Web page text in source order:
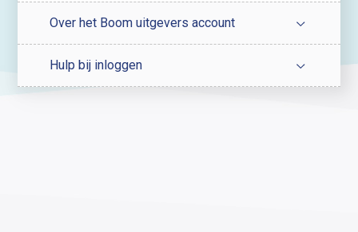
Over het Boom uitgevers account
Hulp bij inloggen